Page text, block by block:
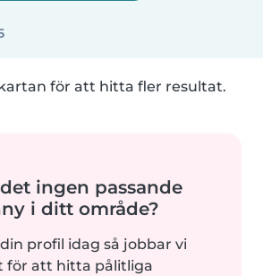
för att hitta fler resultat.
ingen passande
i ditt område?
profil idag så jobbar vi
för att hitta pålitliga